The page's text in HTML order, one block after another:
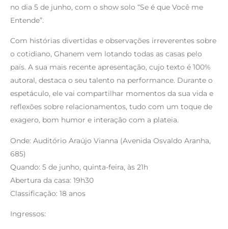
no dia 5 de junho, com o show solo “Se é que Você me
Entende”.
Com histórias divertidas e observações irreverentes sobre
o cotidiano, Ghanem vem lotando todas as casas pelo
país. A sua mais recente apresentação, cujo texto é 100%
autoral, destaca o seu talento na performance. Durante o
espetáculo, ele vai compartilhar momentos da sua vida e
reflexões sobre relacionamentos, tudo com um toque de
exagero, bom humor e interação com a plateia.
Onde: Auditório Araújo Vianna (Avenida Osvaldo Aranha,
685)
Quando: 5 de junho, quinta-feira, às 21h
Abertura da casa: 19h30
Classificação: 18 anos
Ingressos: